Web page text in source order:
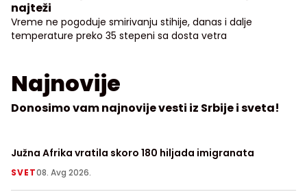
Najnovije
Donosimo vam najnovije vesti iz Srbije i sveta!
Južna Afrika vratila skoro 180 hiljada imigranata
SVET08. Avg 2026.
najteži
Vreme ne pogoduje smirivanju stihije, danas i dalje
temperature preko 35 stepeni sa dosta vetra